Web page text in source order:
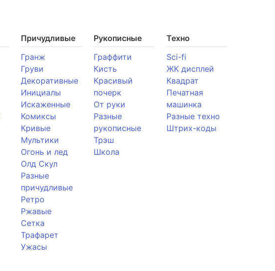
Причудливые
Гранж
Груви
Декоративные
Инициалы
Искаженные
Комиксы
Кривые
Мультики
Огонь и лед
Олд Скул
Разные
причудливые
Ретро
Ржавые
Сетка
Трафарет
Ужасы
Рукописные
Граффити
Кисть
Красивый
почерк
От руки
Разные
рукописные
Трэш
Школа
Техно
Sci-fi
ЖК дисплей
Квадрат
Печатная
машинка
Разные техно
Штрих-коды